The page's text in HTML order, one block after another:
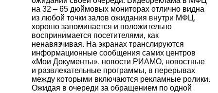
на 32 – 65 дюймовых мониторах отлично видна
из любой точки залов ожидания внутри МФЦ,
хорошо запоминается и положительно
воспринимается посетителями, как
ненавязчивая. На экранах транслируются
информационные сообщения самих центров
«Мои Документы», новости РИАМО, новостные
и развлекательные программы, в перерывах
между которыми включаются рекламные ролики.
Ожидая в очереди за обращением по одной